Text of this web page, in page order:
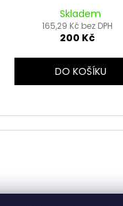
Skladem
165,29 Kč bez DPH
200 Kč
DO KOŠÍKU